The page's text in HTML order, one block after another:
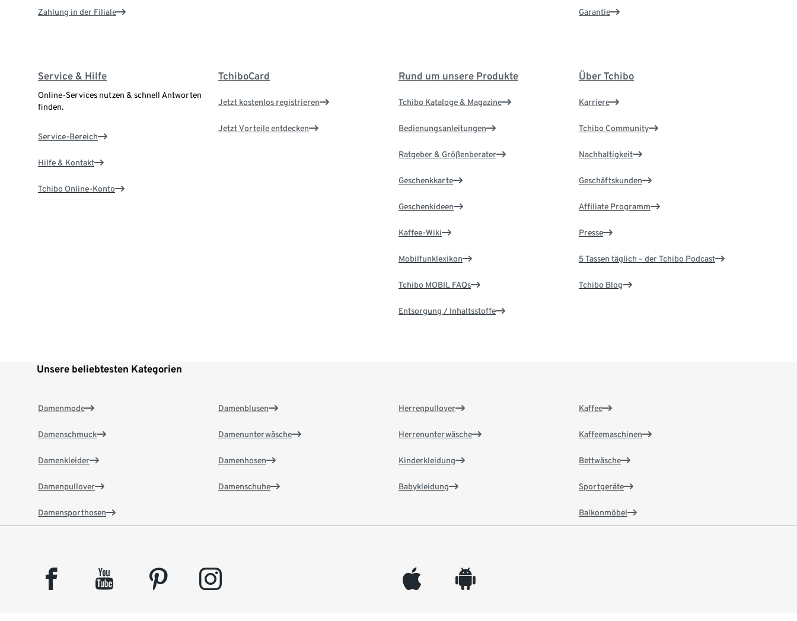
Zahlung in der Filiale Garantie
Service & Hilfe
Online-Services nutzen & schnell Antworten
finden.
Service-Bereich
Hilfe & Kontakt
Tchibo Online-Konto
TchiboCard
Jetzt kostenlos registrieren
Jetzt Vorteile entdecken
Rund um unsere Produkte
Tchibo Kataloge & Magazine
Bedienungsanleitungen
Ratgeber & Größenberater
Geschenkkarte
Geschenkideen
Kaffee-Wiki
Mobilfunklexikon
Tchibo MOBIL FAQs
Entsorgung / Inhaltsstoffe
Über Tchibo
Karriere
Tchibo Community
Nachhaltigkeit
Geschäftskunden
Affiliate Programm
Presse
5 Tassen täglich – der Tchibo Podcast
Tchibo Blog
Unsere beliebtesten Kategorien
Damenmode
Damenschmuck
Damenkleider
Damenpullover
Damensporthosen
Damenblusen
Damenunterwäsche
Damenhosen
Damenschuhe
Herrenpullover
Herrenunterwäsche
Kinderkleidung
Babykleidung
Kaffee
Kaffeemaschinen
Bettwäsche
Sportgeräte
Balkonmöbel
facebook youtube pinterest instagram appleinc android